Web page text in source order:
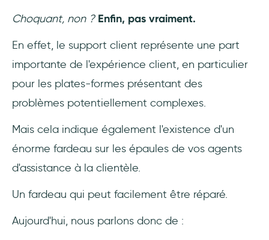
2- Cuepath
3- CitizenShipper
Les 3 meilleurs outils pour réduire la charge
de travail d'assistance
2- UserGuiding - Onboarding pour réduire la
connaissances
Choquant, non ?Enfin, pas vraiment.
En effet, le support client représente une part
importante de l'expérience client, en particulier
pour les plates-formes présentant des
problèmes potentiellement complexes.
Mais cela indique également l'existence d'un
énorme fardeau sur les épaules de vos agents
d'assistance à la clientèle.
Un fardeau qui peut facilement être réparé.
Aujourd'hui, nous parlons donc de :